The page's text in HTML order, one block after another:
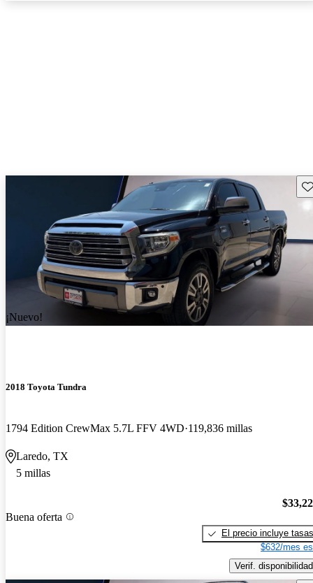
¡Nuevo!
2018 Toyota Tundra
1794 Edition CrewMax 5.7L FFV 4WD 119,836 millas
Laredo, TX
5 millas
Buena oferta
El precio incluye tasas
$632/mes
Verif. disponibilidad